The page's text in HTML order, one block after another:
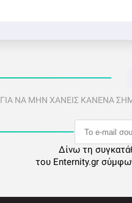
ΓΙΑ ΝΑ ΜΗΝ ΧΑΝΕΙΣ ΚΑΝΕΝΑ
Δίνω τη
του Enternity.gr